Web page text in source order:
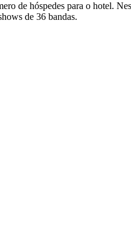
de hóspedes para o hotel.
de 36 bandas.